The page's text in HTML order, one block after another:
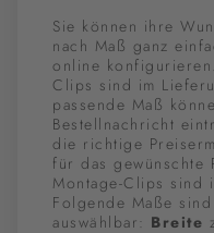
Sie können ihre
nach Maß ganz
online
Clips sind im
passende Maß
Bestellnachricht
die richtige
für das gewünschte
Montage-Clips sind
Folgende Maße
auswählbar: Breite